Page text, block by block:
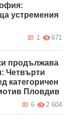
устремения
671
1
продължава
Четвърти
категоричен
Пловдив
2 604
6